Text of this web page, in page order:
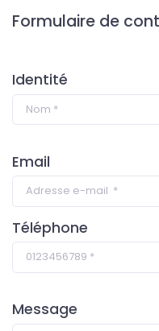
Formulaire de
Identité
Email
Téléphone
Message